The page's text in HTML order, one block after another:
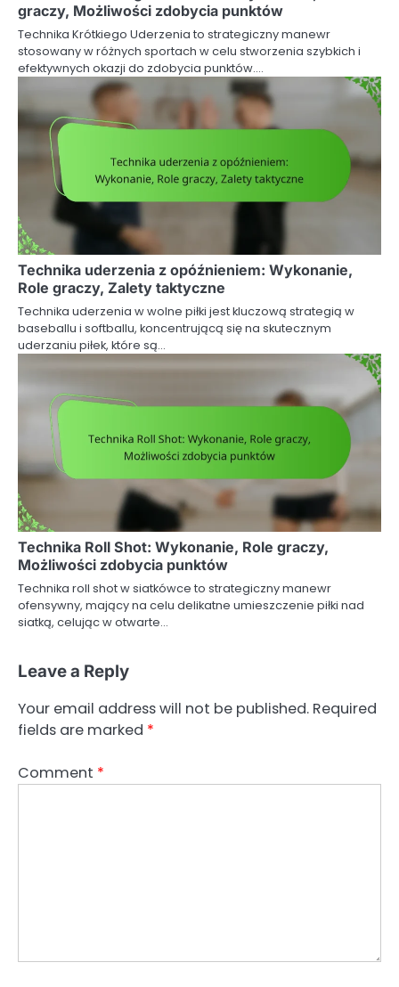
graczy, Możliwości zdobycia punktów
Technika Krótkiego Uderzenia to strategiczny manewr
stosowany w różnych sportach w celu stworzenia szybkich i
efektywnych okazji do zdobycia punktów.…
Technika uderzenia z opóźnieniem: Wykonanie,
Role graczy, Zalety taktyczne
Technika uderzenia w wolne piłki jest kluczową strategią w
baseballu i softballu, koncentrującą się na skutecznym
uderzaniu piłek, które są…
Technika Roll Shot: Wykonanie, Role graczy,
Możliwości zdobycia punktów
Technika roll shot w siatkówce to strategiczny manewr
ofensywny, mający na celu delikatne umieszczenie piłki nad
siatką, celując w otwarte…
Leave a Reply
Your email address will not be published. Required
fields are marked *
Comment *